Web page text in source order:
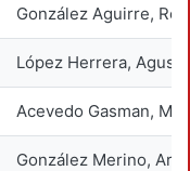
González Aguirre,
López Herrera,
Acevedo Gasman,
González Merino,